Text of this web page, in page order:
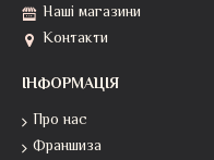
Наші магазини
Контакти
ІНФОРМАЦІЯ
Про нас
Франшиза